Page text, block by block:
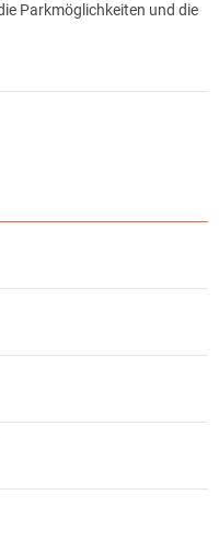
Parkmöglichkeiten und die